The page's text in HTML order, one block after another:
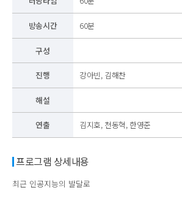
방송시간 60분
구성
진행 강아빈, 김해찬
해설
연출 김지호, 천동혁, 한영준
프로그램 상세내용
최근 인공지능의 발달로